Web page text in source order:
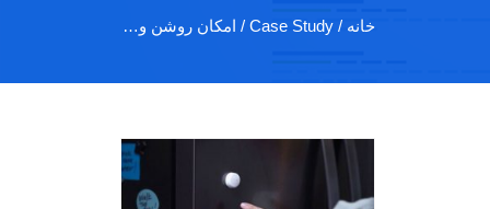
خانه / Case Study / امکان روشن و…